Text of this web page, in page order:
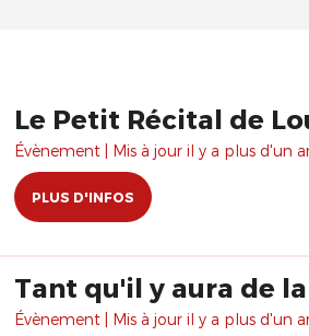
Le Petit Récital de
Évènement | Mis à jour il y a plus d'un
PLUS D'INFOS
Tant qu'il y aura de
Évènement | Mis à jour il y a plus d'un